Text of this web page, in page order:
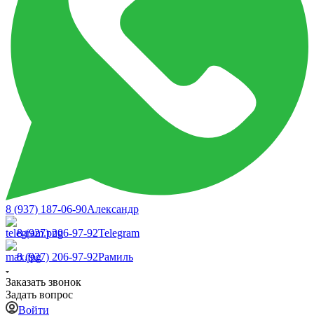
8 (937) 187-06-90Александр
8 (927) 206-97-92Telegram
8 (927) 206-97-92Рамиль
Заказать звонок
Задать вопрос
Войти